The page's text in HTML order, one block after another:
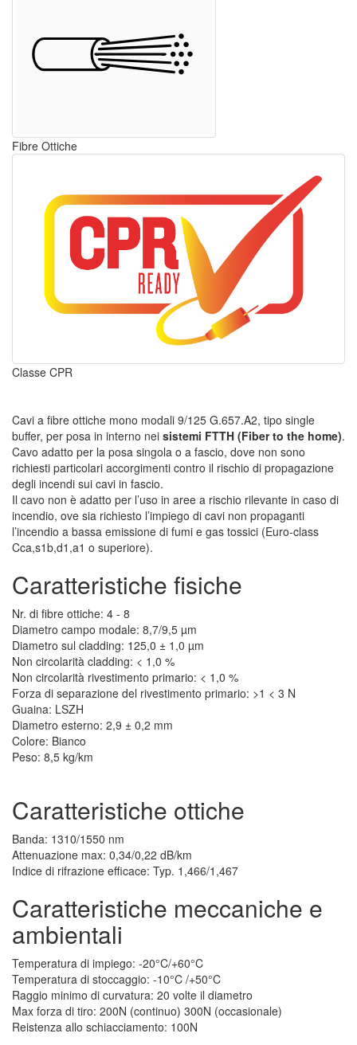
Fibre Ottiche
Classe CPR
Cavi a fibre ottiche mono modali 9/125 G.657.A2, tipo single
buffer, per posa in interno nei sistemi FTTH (Fiber to the home).
Cavo adatto per la posa singola o a fascio, dove non sono
richiesti particolari accorgimenti contro il rischio di propagazione
degli incendi sui cavi in fascio.
Il cavo non è adatto per l’uso in aree a rischio rilevante in caso di
incendio, ove sia richiesto l’impiego di cavi non propaganti
l’incendio a bassa emissione di fumi e gas tossici (Euro-class
Cca,s1b,d1,a1 o superiore).
Caratteristiche fisiche
Nr. di fibre ottiche: 4 - 8
Diametro campo modale: 8,7/9,5 µm
Diametro sul cladding: 125,0 ± 1,0 µm
Non circolarità cladding: < 1,0 %
Non circolarità rivestimento primario: < 1,0 %
Forza di separazione del rivestimento primario: >1 < 3 N
Guaina: LSZH
Diametro esterno: 2,9 ± 0,2 mm
Colore: Bianco
Peso: 8,5 kg/km
Caratteristiche ottiche
Banda: 1310/1550 nm
Attenuazione max: 0,34/0,22 dB/km
Indice di rifrazione efficace: Typ. 1,466/1,467
Caratteristiche meccaniche e
ambientali
Temperatura di impiego: -20°C/+60°C
Temperatura di stoccaggio: -10°C /+50°C
Raggio minimo di curvatura: 20 volte il diametro
Max forza di tiro: 200N (continuo) 300N (occasionale)
Reistenza allo schiacciamento: 100N